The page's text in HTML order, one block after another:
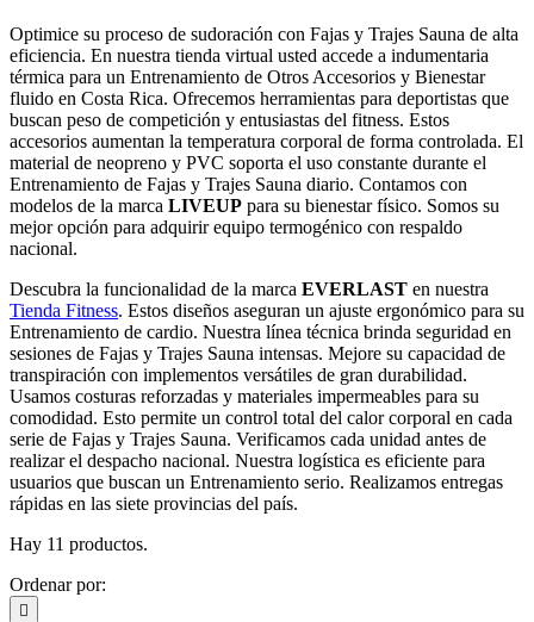
Optimice su proceso de sudoración con Fajas y Trajes Sauna de alta
eficiencia. En nuestra tienda virtual usted accede a indumentaria
térmica para un Entrenamiento de Otros Accesorios y Bienestar
fluido en Costa Rica. Ofrecemos herramientas para deportistas que
buscan peso de competición y entusiastas del fitness. Estos
accesorios aumentan la temperatura corporal de forma controlada. El
material de neopreno y PVC soporta el uso constante durante el
Entrenamiento de Fajas y Trajes Sauna diario. Contamos con
modelos de la marca LIVEUP para su bienestar físico. Somos su
mejor opción para adquirir equipo termogénico con respaldo
nacional.
Descubra la funcionalidad de la marca EVERLAST en nuestra
Tienda Fitness. Estos diseños aseguran un ajuste ergonómico para su
Entrenamiento de cardio. Nuestra línea técnica brinda seguridad en
sesiones de Fajas y Trajes Sauna intensas. Mejore su capacidad de
transpiración con implementos versátiles de gran durabilidad.
Usamos costuras reforzadas y materiales impermeables para su
comodidad. Esto permite un control total del calor corporal en cada
serie de Fajas y Trajes Sauna. Verificamos cada unidad antes de
realizar el despacho nacional. Nuestra logística es eficiente para
usuarios que buscan un Entrenamiento serio. Realizamos entregas
rápidas en las siete provincias del país.
Hay 11 productos.
Ordenar por:
